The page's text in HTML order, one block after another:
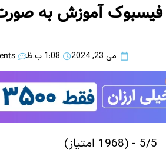
فیسبوک آموزش به
می 23, 2024 1:08 ب.ظ
5/5 - (1968 امتیاز)